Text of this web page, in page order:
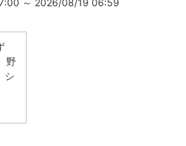
～ 2026/08/19 06:59
野
シ